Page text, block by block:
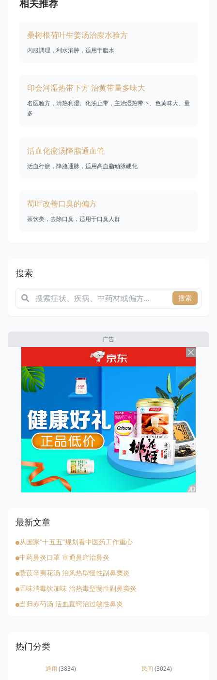
相关推荐
桑树根荷叶生姜汤治腹水验方
内服调理，利水消肿，适用于腹水
印会河湿热带下方 治黄带量多味大
名医验方，清热利湿、化浊止带，主治湿热带下、色黄味大、量
多
活血化瘀汤降脂通血管
活血行瘀，降脂通脉，适用高血脂动脉硬化
荷叶改善口臭的偏方
茶饮类，去除口臭，适用于口臭人群
搜索
搜索
广告
最新文章
从国家“十五五”规划看中医药工作重心
中药鼻炎口罩 宣通鼻窍治鼻炎
薏苡辛夷花汤 治风热型慢性副鼻窦炎
五味消毒饮加味 治热毒型慢性副鼻窦炎
当归赤芍汤 活血宣窍治过敏性鼻炎
热门分类
通用 (3834) 民间 (3024)